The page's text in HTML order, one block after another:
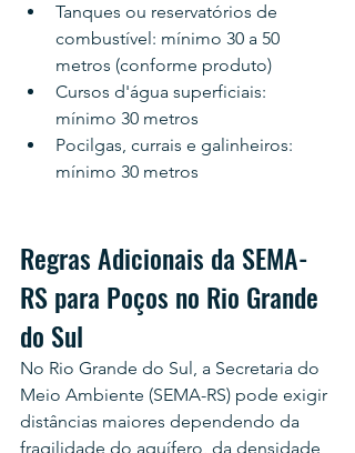
Tanques ou reservatórios de
combustível: mínimo 30 a 50
metros (conforme produto)
Cursos d'água superficiais:
mínimo 30 metros
Pocilgas, currais e galinheiros:
mínimo 30 metros
Regras Adicionais da SEMA-
RS para Poços no Rio Grande
do Sul
No Rio Grande do Sul, a Secretaria do
Meio Ambiente (SEMA-RS) pode exigir
distâncias maiores dependendo da
fragilidade do aquífero, da densidade